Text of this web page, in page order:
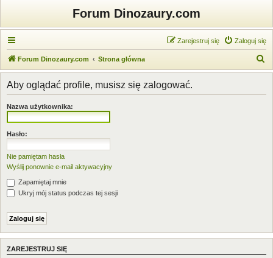
Forum Dinozaury.com
Zaloguj się
Zarejestruj się
Forum Dinozaury.com Strona główna
z
Aby oglądać profile, musisz się zalogować.
Nazwa użytkownika:
Hasło:
Nie pamiętam hasła
Wyślij ponownie e-mail aktywacyjny
Zapamiętaj mnie
Ukryj mój status podczas tej sesji
ZAREJESTRUJ SIĘ